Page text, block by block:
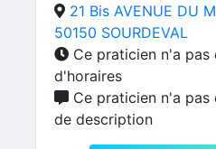
21 Bis AVENUE DU
50150 SOURDEVAL
Ce praticien n'a pas
d'horaires
Ce praticien n'a pas
de description